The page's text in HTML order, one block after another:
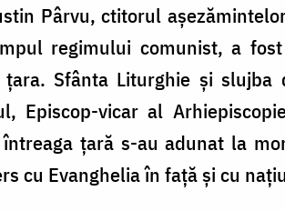
Pârvu, ctitorul
regimului comunist, a
Sfânta Liturghie și
Episcop-vicar al
țară s-au adunat la
cu Evanghelia în față și cu